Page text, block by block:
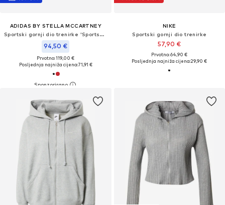
ADIDAS BY STELLA MCCARTNEY
Sportski gornji dio trenirke 'Sportswear Cropped'
94,50 €
Prvotno: 119,00 €
Posljednja najniža cijena:71,91 €
NIKE
Sportski gornji dio trenirke
57,90 €
Prvotno: 64,90 €
Posljednja najniža cijena:29,90 €